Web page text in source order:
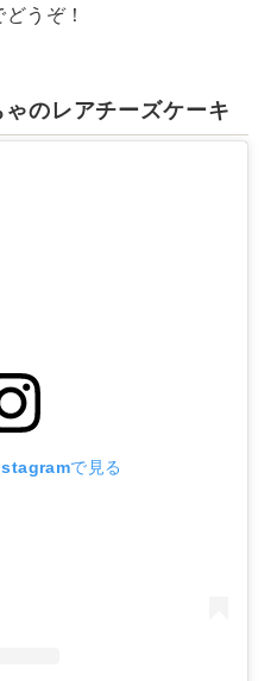
うぞ！
ゃのレアチーズケーキ
で見る